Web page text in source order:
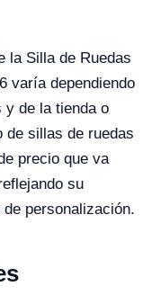
la Silla de Ruedas
varía dependiendo
de la tienda o
de sillas de ruedas
precio que va
su
personalización.